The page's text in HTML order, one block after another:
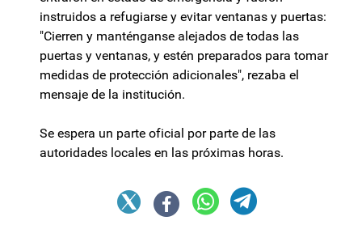
instruidos a refugiarse y evitar ventanas y puertas:
"Cierren y manténganse alejados de todas las
puertas y ventanas, y estén preparados para tomar
medidas de protección adicionales", rezaba el
mensaje de la institución.
Se espera un parte oficial por parte de las
autoridades locales en las próximas horas.